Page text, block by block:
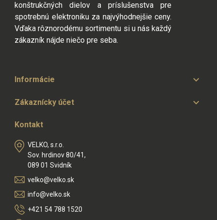
konštrukčných dielov a príslušenstva pre
spotrebnú elektroniku za najvýhodnejšie ceny.
Vďaka rôznorodému sortimentu si u nás každý
zákazník nájde niečo pre seba.
Informácie 
Zákaznícky účet 
Kontakt
VELKO, s.r.o.
Sov. hrdinov 80/41,
089 01 Svidník
velko@velko.sk
info@velko.sk
+421 54 788 1520